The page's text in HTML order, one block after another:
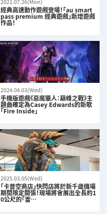
經典高速動作遊戲登場！「au smart
pass premium 經典遊戲」新增遊戲
作品！
2024.04.03(Wed)
手機版遊戲《惡魔獵人：巔峰之戰》主
題曲確定為Casey Edwards的新歌
「Fire Inside」
2025.03.05(Wed)
「卡普空商店」快閃店將於新千歲機場
期間限定開張！現場將會展出全長約1
0公尺的「雷…